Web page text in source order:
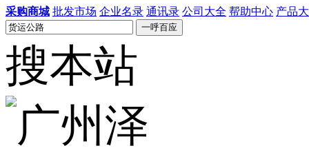
采购商城 批发市场 企业名录 通讯录 公司大全 帮助中心 产品
搜本站